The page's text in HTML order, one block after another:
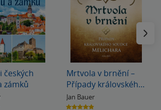
českých
zámků
Mrtvola v brnění –
Případy královského
soudce Melichara
Jan Bauer
4.9